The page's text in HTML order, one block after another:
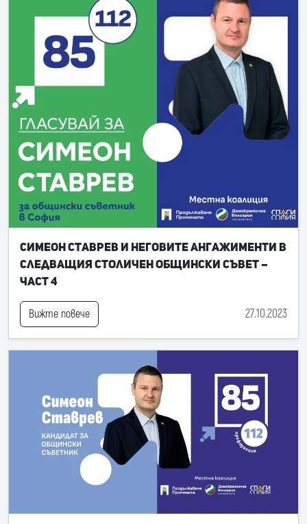
Симеон Ставрев и неговите ангажименти в
следващия Столичен общински съвет –
част 4
Вижте повече 27.10.2023